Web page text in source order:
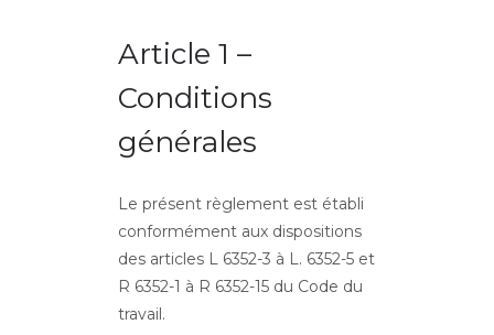
Article 1 –
Conditions
générales
Le présent règlement est établi
conformément aux dispositions
des articles L 6352-3 à L. 6352-5 et
R 6352-1 à R 6352-15 du Code du
travail.